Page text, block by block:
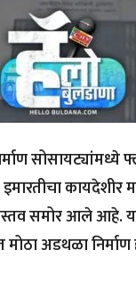
सोसायट्यांमध्ये
कायदेशीर
समोर आले आहे.
मोठा अडथळा